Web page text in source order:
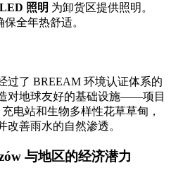
LED 照明 为卸货区提供照明。
保全年热舒适。
过了 BREEAM 环境认证体系的
对地球友好的基础设施——项目
电站和生物多样性花草草甸，
善雨水的自然渗透。
与地区的经济潜力